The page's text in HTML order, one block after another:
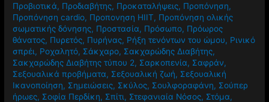
Προβιοτικά, Προδιαβήτης, Προκαταλήψεις, Προπόνηση,
Προπόνηση cardio, Προπονηση HIIT, Προπόνηση ολικής
σωματικής δόνησης, Προστασία, Πρόσωπο, Πρόωρος
θάνατος, Πυρετός, Πυρήνας, Ρήξη τενόντων του ώμου, Ρινικό
σπρέι, Ροχαλητό, Σάκχαρο, Σακχαρώδης Διαβήτης,
Σακχαρώδης Διαβήτης τύπου 2, Σαρκοπενία, Σαφράν,
Σεξουαλικά προβήματα, Σεξουαλική ζωή, Σεξουαλική
Ικανοποίηση, Σημειώσεις, Σκύλος, Σουλφοραφάνη, Σούπερ
ήρωες, Σοφία Περδίκη, Σπίτι, Στεφανιαία Νόσος, Στόμα,